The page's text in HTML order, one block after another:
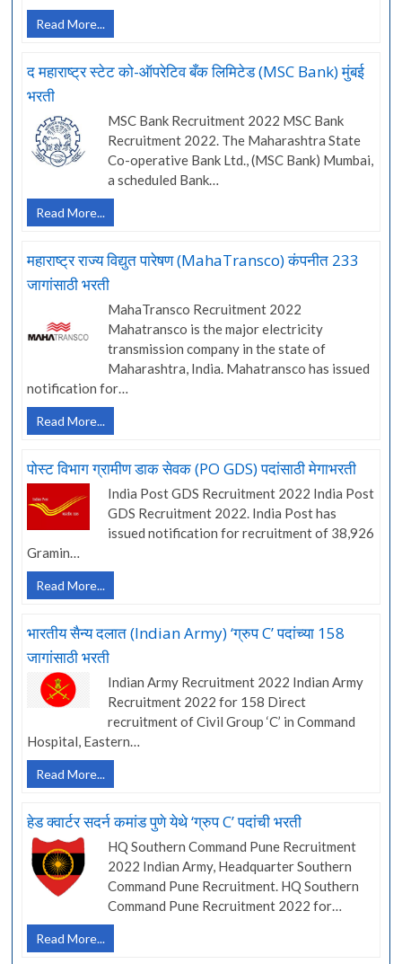
भरती
Read More...
नागरी
सहकारी
बँक
Bank)
भरती
2022
द महाराष्ट्र स्टेट को-ऑपरेटिव बँक लिमिटेड (MSC Bank) मुंबई
भरती
MSC Bank Recruitment 2022 MSC Bank
Recruitment 2022. The Maharashtra State
Co-operative Bank Ltd., (MSC Bank) Mumbai,
a scheduled Bank…
Read More...
महाराष्ट्र
स्टेट
को-
ऑपरेटिव
बँक
लिमिटेड
(MSC
Bank)
मुंबई
महाराष्ट्र राज्य विद्युत पारेषण (MahaTransco) कंपनीत 233
जागांसाठी भरती
MahaTransco Recruitment 2022
Mahatransco is the major electricity
transmission company in the state of
Maharashtra, India. Mahatransco has issued
notification for…
Read More...
राज्य
विद्युत
पारेषण
(MahaTransco)
कंपनीत
233
भरती
पोस्ट विभाग ग्रामीण डाक सेवक (PO GDS) पदांसाठी मेगाभरती
India Post GDS Recruitment 2022 India Post
GDS Recruitment 2022. India Post has
issued notification for recruitment of 38,926
Gramin…
Read More...
विभाग
डाक
सेवक
(PO
GDS)
पदांसाठी
मेगाभरती
भारतीय सैन्य दलात (Indian Army) ‘ग्रुप C’ पदांच्या 158
जागांसाठी भरती
Indian Army Recruitment 2022 Indian Army
Recruitment 2022 for 158 Direct
recruitment of Civil Group ‘C’ in Command
Hospital, Eastern…
Read More...
सैन्य
दलात
(Indian
Army)
‘ग्रुप
C’
पदांच्या
158
जागांसाठी
हेड क्वार्टर सदर्न कमांड पुणे येथे ‘ग्रुप C’ पदांची भरती
HQ Southern Command Pune Recruitment
2022 Indian Army, Headquarter Southern
Command Pune Recruitment. HQ Southern
Command Pune Recruitment 2022 for…
Read More...
क्वार्टर